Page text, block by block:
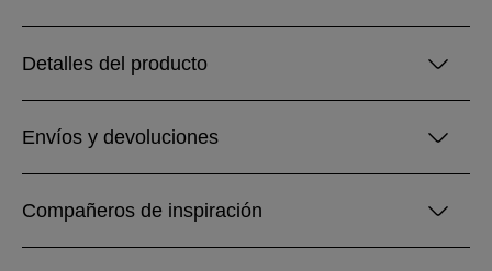
Detalles del producto
Envíos y devoluciones
Compañeros de inspiración